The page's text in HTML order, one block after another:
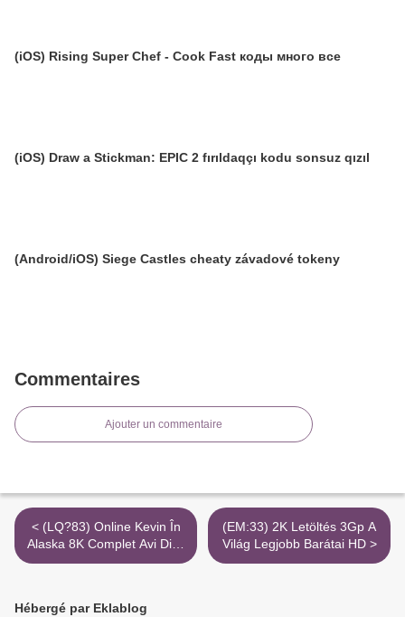
(iOS) Rising Super Chef - Cook Fast коды много все
(iOS) Draw a Stickman: EPIC 2 fırıldaqçı kodu sonsuz qızıl
(Android/iOS) Siege Castles cheaty závadové tokeny
Commentaires
Ajouter un commentaire
< (LQ?83) Online Kevin În
Alaska 8K Complet Avi Divx
Filme
(EM:33) 2K Letöltés 3Gp A
Világ Legjobb Barátai HD >
Hébergé par Eklablog